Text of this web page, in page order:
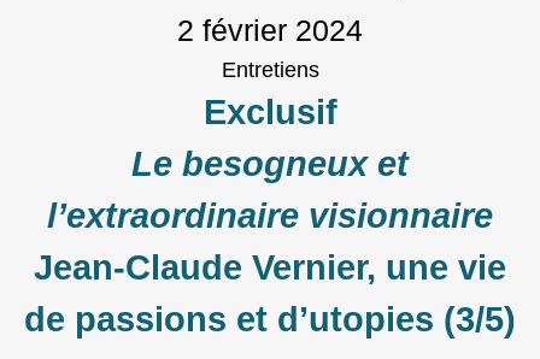
2 février 2024
Entretiens
Exclusif
Le besogneux et
l’extraordinaire visionnaire
Jean-Claude Vernier, une vie
de passions et d’utopies (3/5)